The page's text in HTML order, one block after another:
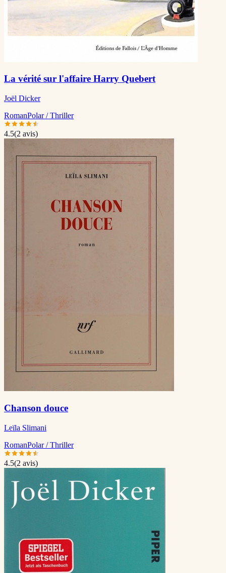
La vérité sur l'affaire Harry Quebert
Joël Dicker
RomanPolar / Thriller
4.5(2 avis)
Chanson douce
Leïla Slimani
RomanPolar / Thriller
4.5(2 avis)